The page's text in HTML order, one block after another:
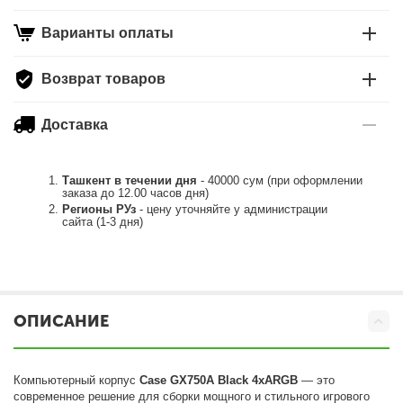
Варианты оплаты
Возврат товаров
Доставка
Ташкент в течении дня - 40000 сум (при оформлении
заказа до 12.00 часов дня)
Регионы РУз - цену уточняйте у администрации
сайта (1-3 дня)
ОПИСАНИЕ
Компьютерный корпусCase GX750A Black 4xARGB — это
современное решение для сборки мощного и стильного игрового